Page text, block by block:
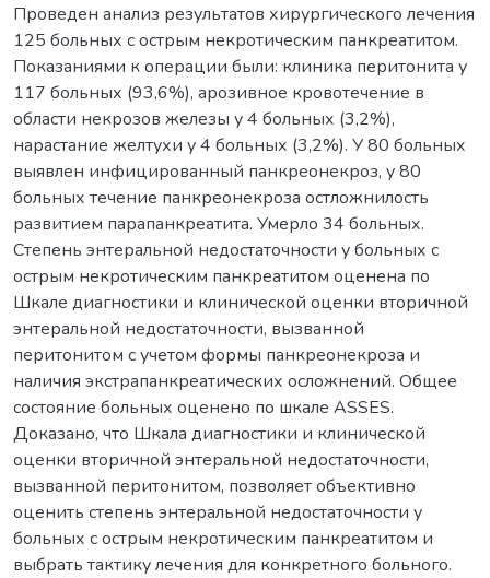
Проведен анализ результатов хирургического лечения
125 больных с острым некротическим панкреатитом.
Показаниями к операции были: клиника перитонита у
117 больных (93,6%), арозивное кровотечение в
области некрозов железы у 4 больных (3,2%),
нарастание желтухи у 4 больных (3,2%). У 80 больных
выявлен инфицированный панкреонекроз, у 80
больных течение панкреонекроза остложнилость
развитием парапанкреатита. Умерло 34 больных.
Степень энтеральной недостаточности у больных с
острым некротическим панкреатитом оценена по
Шкале диагностики и клинической оценки вторичной
энтеральной недостаточности, вызванной
перитонитом с учетом формы панкреонекроза и
наличия экстрапанкреатических осложнений. Общее
состояние больных оценено по шкале ASSES.
Доказано, что Шкала диагностики и клинической
оценки вторичной энтеральной недостаточности,
вызванной перитонитом, позволяет объективно
оценить степень энтеральной недостаточности у
больных с острым некротическим панкреатитом и
выбрать тактику лечения для конкретного больного.